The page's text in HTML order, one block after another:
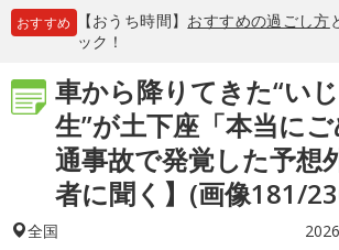
おすすめ 【おうち時間】 おすすめの過ごし方
ック！
車から降りてきた“い
生”が土下座「本当に
通事故で発覚した予想
者に聞く】(画像181/
全国